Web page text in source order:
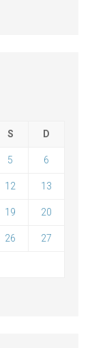
S D
5 6
12 13
19 20
26 27